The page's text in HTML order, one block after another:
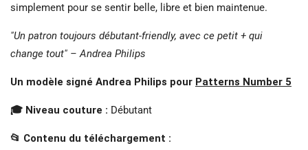
simplement pour se sentir belle, libre et bien maintenue.
"Un patron toujours débutant-friendly, avec ce petit + qui
change tout" – Andrea Philips
Un modèle signé Andrea Philips pour Patterns Number 5
🎓 Niveau couture : Débutant
📂 Contenu du téléchargement :